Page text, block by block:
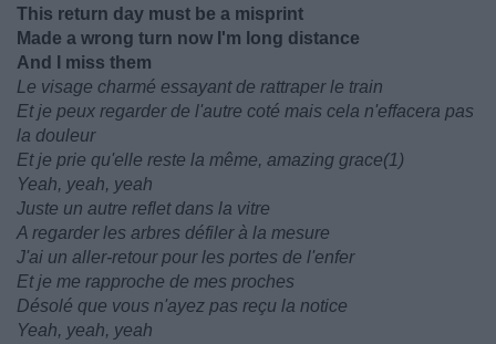
This return day must be a misprint
Made a wrong turn now I'm long distance
And I miss them
Le visage charmé essayant de rattraper le train
Et je peux regarder de l'autre coté mais cela n'effacera pas
la douleur
Et je prie qu'elle reste la même, amazing grace(1)
Yeah, yeah, yeah
Juste un autre reflet dans la vitre
A regarder les arbres défiler à la mesure
J'ai un aller-retour pour les portes de l'enfer
Et je me rapproche de mes proches
Désolé que vous n'ayez pas reçu la notice
Yeah, yeah, yeah